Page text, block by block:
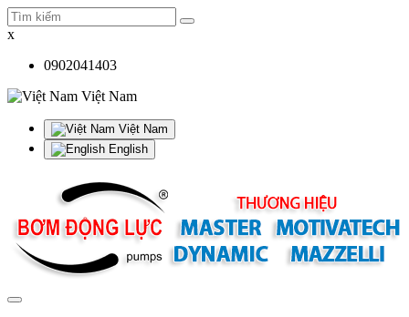
x
0902041403
Việt Nam
Việt Nam
English